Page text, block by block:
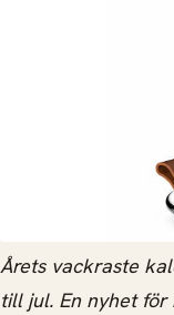
Årets vackraste
till jul. En nyhet